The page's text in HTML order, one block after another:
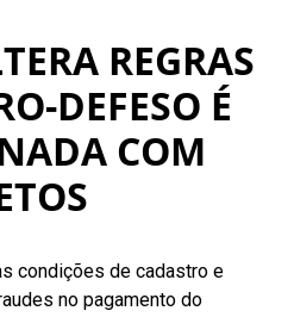
REGRAS
DEFESO É
COM
condições de cadastro e
no pagamento do